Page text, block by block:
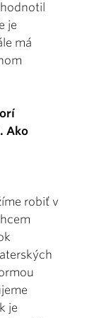
je
má
Ako
robiť v
je